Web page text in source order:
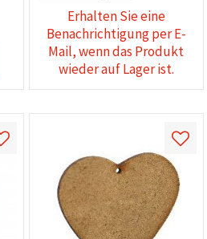
Erhalten Sie eine
Benachrichtigung per E-
Mail, wenn das Produkt
wieder auf Lager ist.